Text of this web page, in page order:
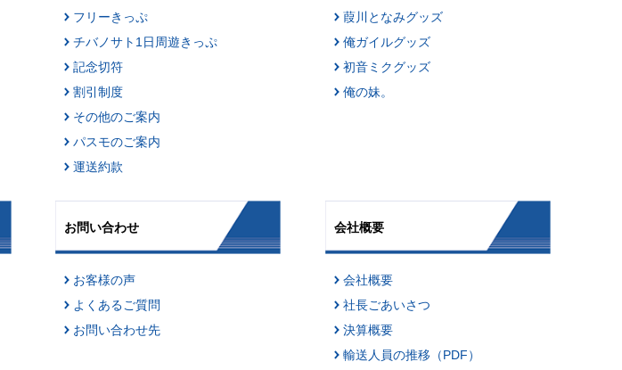
フリーきっぷ
チバノサト1日周遊きっぷ
記念切符
割引制度
その他のご案内
パスモのご案内
運送約款
葭川となみグッズ
俺ガイルグッズ
初音ミクグッズ
俺の妹。
お問い合わせ
お客様の声
よくあるご質問
お問い合わせ先
会社概要
会社概要
社長ごあいさつ
決算概要
輸送人員の推移（PDF）